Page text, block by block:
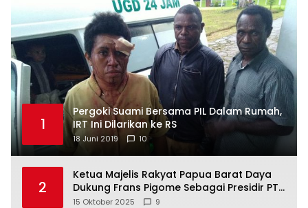
1
Pergoki Suami Bersama PIL Dalam Rumah,
IRT Ini Dilarikan ke RS
18 Juni 2019 10
2
Ketua Majelis Rakyat Papua Barat Daya
Dukung Frans Pigome Sebagai Presidir PT
Freeport Indonesia
15 Oktober 2025 9